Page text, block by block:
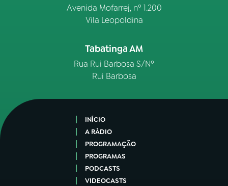
Avenida Mofarrej, nº 1.200
Vila Leopoldina
Tabatinga AM
Rua Rui Barbosa S/Nº
Rui Barbosa
INÍCIO
A RÁDIO
PROGRAMAÇÃO
PROGRAMAS
PODCASTS
VIDEOCASTS